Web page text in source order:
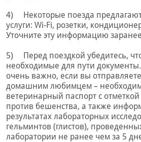
4) Некоторые поезда
услуги: Wi-Fi, розетки,
Уточните эту информацию
5) Перед поездкой убедитесь, что
необходимые для пути
очень важно, если вы
домашним любимцем –
ветеринарный паспорт с
против бешенства, а также
результатах лабораторных
гельминтов (глистов),
лаборатории не ранее чем за 5